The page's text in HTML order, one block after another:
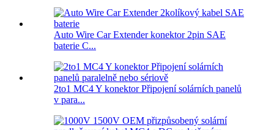
Auto Wire Car Extender konektor 2pin SAE
baterie C...
2to1 MC4 Y konektor Připojení solárních panelů
v para...